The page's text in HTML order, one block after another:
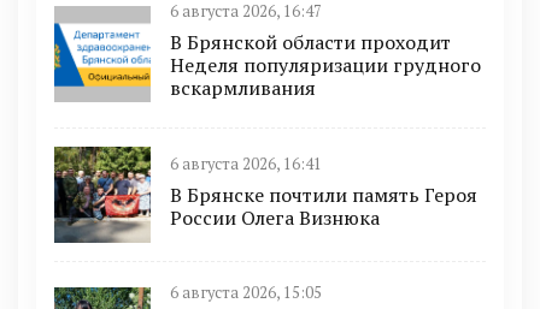
6 августа 2026, 16:47
В Брянской области проходит
Неделя популяризации грудного
вскармливания
6 августа 2026, 16:41
В Брянске почтили память Героя
России Олега Визнюка
6 августа 2026, 15:05